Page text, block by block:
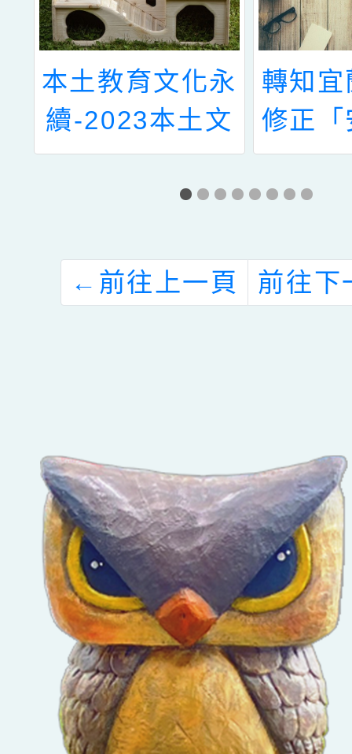
本土教育文化永
續-2023本土文
化教育研討會
轉知
修正
客從
活動
← 前往上一頁 前往下